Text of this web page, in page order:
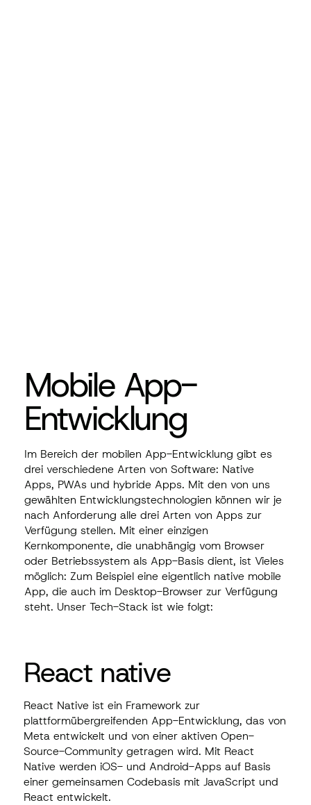
Mobile App-
Entwicklung
Im Bereich der mobilen App-Entwicklung gibt es
drei verschiedene Arten von Software: Native
Apps, PWAs und hybride Apps. Mit den von uns
gewählten Entwicklungstechnologien können wir je
nach Anforderung alle drei Arten von Apps zur
Verfügung stellen. Mit einer einzigen
Kernkomponente, die unabhängig vom Browser
oder Betriebssystem als App-Basis dient, ist Vieles
möglich: Zum Beispiel eine eigentlich native mobile
App, die auch im Desktop-Browser zur Verfügung
steht. Unser Tech-Stack ist wie folgt:
React native
React Native ist ein Framework zur
plattformübergreifenden App-Entwicklung, das von
Meta entwickelt und von einer aktiven Open-
Source-Community getragen wird. Mit React
Native werden iOS- und Android-Apps auf Basis
einer gemeinsamen Codebasis mit JavaScript und
React entwickelt.